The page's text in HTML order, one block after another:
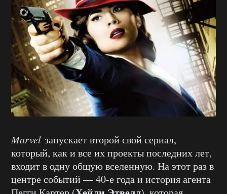
Marvel запускает второй свой сериал,
который, как и все их проекты последних лет,
входит в одну общую вселенную. На этот раз в
центре событий — 40-е года и история агента